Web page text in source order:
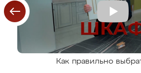
Как правильно